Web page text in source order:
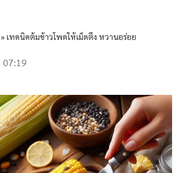
»เทคนิคต้มข้าวโพดให้เม็ดตึง หวานอร่อย
07:19